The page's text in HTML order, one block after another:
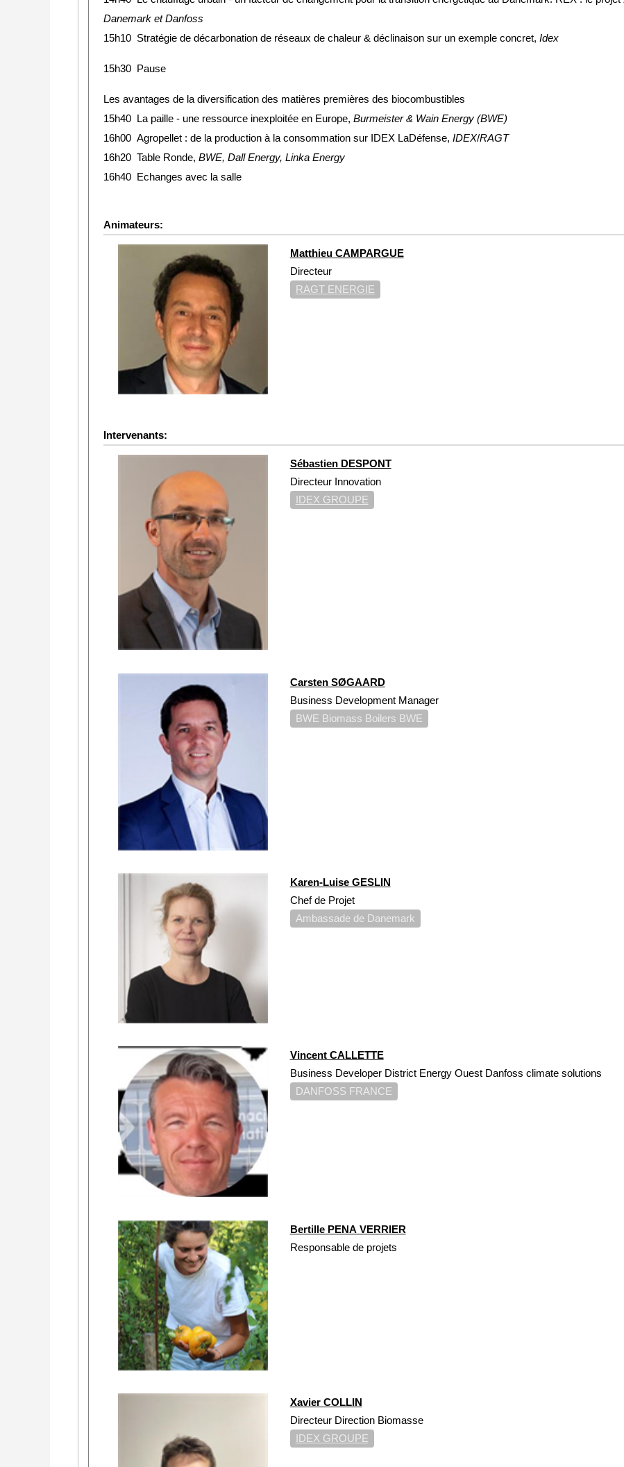
Danemark et Danfoss
15h10 Stratégie de décarbonation de réseaux de chaleur & déclinaison sur un exemple concret,Idex
15h30 Pause
Les avantages de la diversification des matières premières des biocombustibles
15h40 La paille - une ressource inexploitée en Europe,Burmeister & Wain Energy (BWE)
16h00Agropellet : de la production à la consommation sur IDEX LaDéfense,IDEX/RAGT
16h20Table Ronde,BWE, Dall Energy, Linka Energy
16h40 Echanges avec la salle
Animateurs:
Matthieu CAMPARGUE
Directeur
RAGT ENERGIE
Intervenants:
Sébastien DESPONT
Directeur Innovation
IDEX GROUPE
Carsten SØGAARD
Business Development Manager
BWE Biomass Boilers BWE
Karen-Luise GESLIN
Chef de Projet
Ambassade de Danemark
Vincent CALLETTE
Business Developer District Energy Ouest Danfoss climate solutions
DANFOSS FRANCE
Bertille PENA VERRIER
Responsable de projets
Xavier COLLIN
Directeur Direction Biomasse
IDEX GROUPE